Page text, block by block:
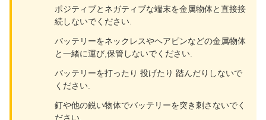
ポジティブとネガティブな端末を金属物体と直接接
続しないでください.
バッテリーをネックレスやヘアピンなどの金属物体
と一緒に運び,保管しないでください.
バッテリーを打ったり 投げたり 踏んだりしないで
ください.
釘や他の鋭い物体でバッテリーを突き刺さないでく
ださい.